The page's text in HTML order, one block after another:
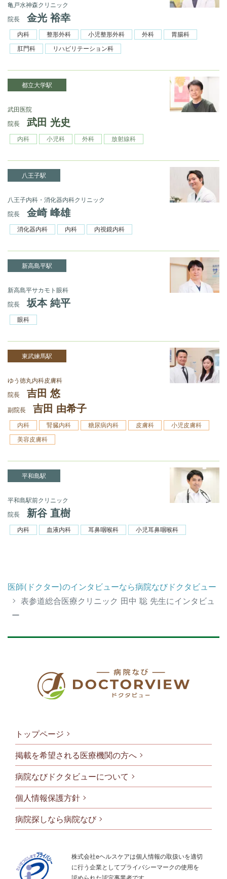
亀戸水神森クリニック
院長
金光 裕幸
内科 整形外科 小児整形外科 外科
胃腸科
肛門科
リハビリテーション科
都立大学駅
武田医院
院長
武田 光史
内科 小児科 外科 放射線科
八王子駅
八王子内科・消化器内科クリニック
院長
金崎 峰雄
消化器内科 内科 内視鏡内科
新高島平駅
新高島平サカモト眼科
院長
坂本 純平
眼科
東武練馬駅
ゆう徳丸内科皮膚科
院長
吉田 悠
副院長 吉田 由希子
内科 腎臓内科 糖尿病内科 皮膚科
小児皮膚科
美容皮膚科
平和島駅
平和島駅前クリニック
院長
新谷 直樹
内科 血液内科 耳鼻咽喉科 小児耳鼻咽喉科
医師(ドクター)のインタビューなら病院なびドクタビュー
表参道総合医療クリニック 田中 聡 先生にインタビュ
ー
フッタメニ
トップページ
掲載を希望される医療機関の方へ
病院なびドクタビューについて
個人情報保護方針
病院探しなら病院なび
株式会社eヘルスケアは個人情報の取扱いを適切
に行う企業としてプライバシーマークの使用を
認められた認定事業者です。